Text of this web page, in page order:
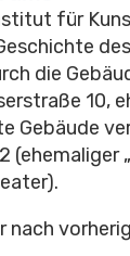
für
die
10,
Gebäude
(ehemaliger
nach